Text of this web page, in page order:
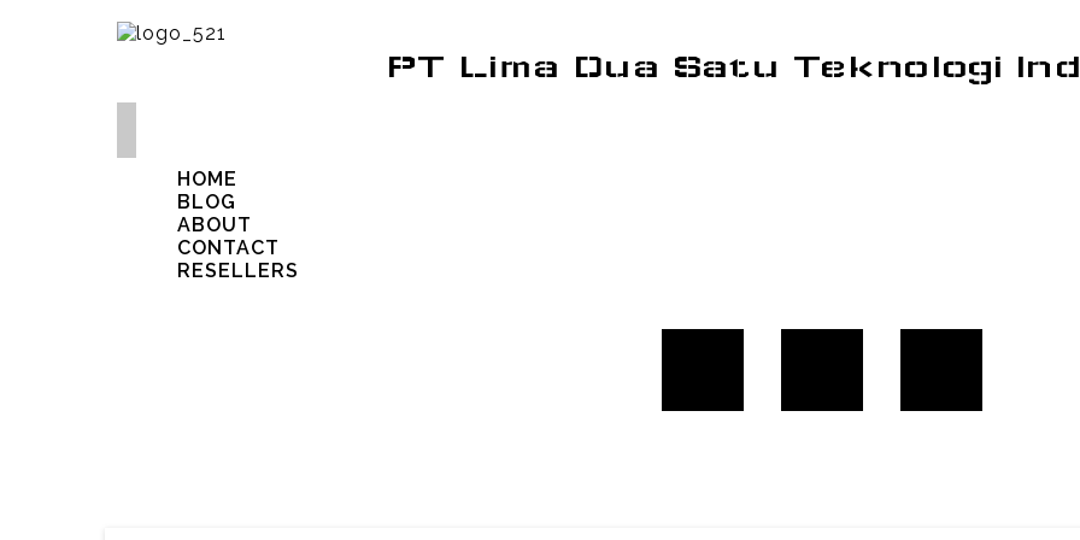
PT Lima Dua Satu Teknologi
HOME
BLOG
ABOUT
CONTACT
RESELLERS